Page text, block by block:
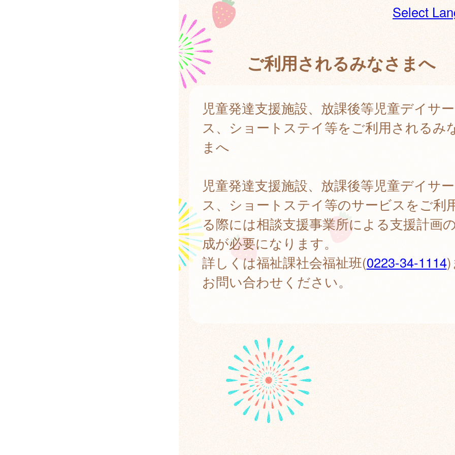
Select
ご利用されるみなさまへ
児童発達支援施設、放課後等児童デイサ
ス、ショートステイ等をご利用されるみ
まへ
児童発達支援施設、放課後等児童デイサ
ス、ショートステイ等のサービスをご利
る際には相談支援事業所による支援計画
成が必要になります。
詳しくは福祉課社会福祉班(0223-34-1114)
お問い合わせください。